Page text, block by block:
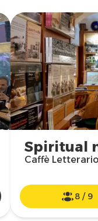
Spiritual
Caffè
8/ 9